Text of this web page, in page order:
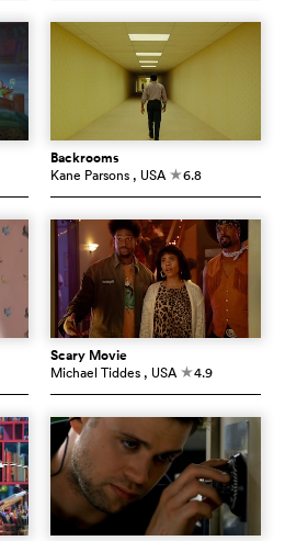
Backrooms
Kane Parsons , USA c6.8
Scary Movie
Michael Tiddes , USA c4.9